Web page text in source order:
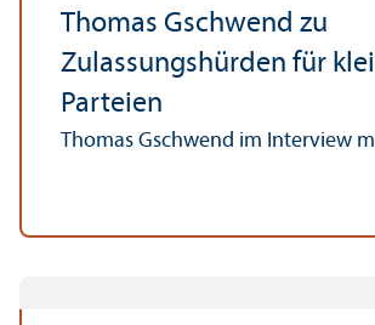
Thomas Gschwend zu
Zulassungshürden für
Parteien
Thomas Gschwend im Interview